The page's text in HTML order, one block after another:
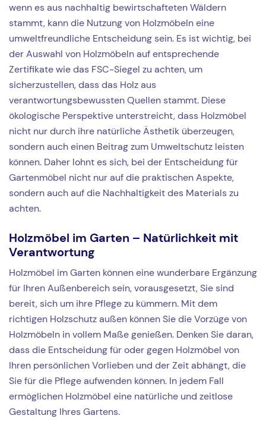
wenn es aus nachhaltig bewirtschafteten Wäldern
stammt, kann die Nutzung von Holzmöbeln eine
umweltfreundliche Entscheidung sein. Es ist wichtig, bei
der Auswahl von Holzmöbeln auf entsprechende
Zertifikate wie das FSC-Siegel zu achten, um
sicherzustellen, dass das Holz aus
verantwortungsbewussten Quellen stammt. Diese
ökologische Perspektive unterstreicht, dass Holzmöbel
nicht nur durch ihre natürliche Ästhetik überzeugen,
sondern auch einen Beitrag zum Umweltschutz leisten
können. Daher lohnt es sich, bei der Entscheidung für
Gartenmöbel nicht nur auf die praktischen Aspekte,
sondern auch auf die Nachhaltigkeit des Materials zu
achten.
Holzmöbel im Garten – Natürlichkeit mit
Verantwortung
Holzmöbel im Garten können eine wunderbare Ergänzung
für Ihren Außenbereich sein, vorausgesetzt, Sie sind
bereit, sich um ihre Pflege zu kümmern. Mit dem
richtigen Holzschutz außen können Sie die Vorzüge von
Holzmöbeln in vollem Maße genießen. Denken Sie daran,
dass die Entscheidung für oder gegen Holzmöbel von
Ihren persönlichen Vorlieben und der Zeit abhängt, die
Sie für die Pflege aufwenden können. In jedem Fall
ermöglichen Holzmöbel eine natürliche und zeitlose
Gestaltung Ihres Gartens.